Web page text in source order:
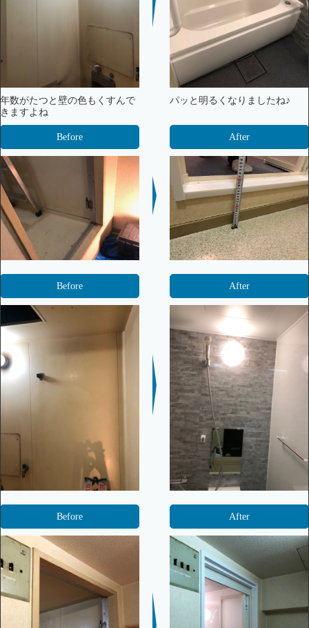
年数がたつと壁の色もくすんで
きますよね
パッと明るくなりましたね♪
Before After
Before After
Before After